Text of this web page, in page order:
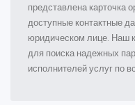
представлена карточка
доступные контактные
юридическом лице. Наш
для поиска надежных
исполнителей услуг по